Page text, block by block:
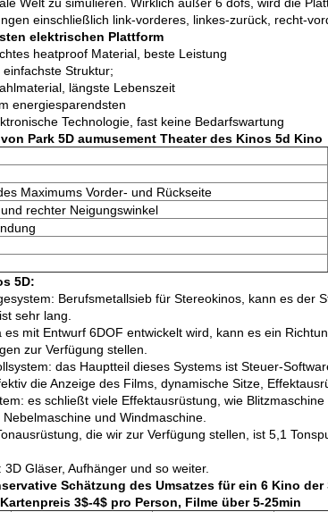
einschließlich link-vorderes, linkes-zurück, recht-
elektrischen Plattform
heatproof Material, beste Leistung
Struktur;
längste Lebenszeit
energiesparendsten
Technologie, fast keine Bedarfswartung
Park 5D aumusement Theater des Kinos 5d Kino
Maximums Vorder- und Rückseite
rechter Neigungswinkel
5D:
Berufsmetallsieb für Stereokinos, kann es der
sehr lang.
es mit Entwurf 6DOF entwickelt wird, kann es ein
zur Verfügung stellen.
das Hauptteil dieses Systems ist Steuer-
die Anzeige des Films, dynamische Sitze,
es schließt viele Effektausrüstung, wie
und Windmaschine.
die wir zur Verfügung stellen, ist 5,1
3D Gläser, Aufhänger und so weiter.
Schätzung des Umsatzes für ein 6 Kino der
3$-4$ pro Person, Filme über 5-25min